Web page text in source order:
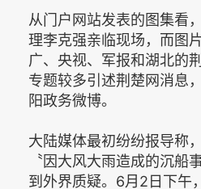
从门户网站发表的图集看
理李克强亲临现场，而图
广、央视、军报和湖北的
专题较多引述荆楚网消息
阳政务微博。
大陆媒体最初纷纷报导称
〝因大风大雨造成的沉船
到外界质疑。6月2日下午